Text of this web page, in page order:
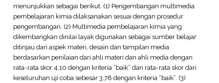
menunjukkan sebagai berikut. (1) Pengembangan multimedia
pembelajaran kimia dilaksanakan sesuai dengan prosedur
pengembangan. (2) Multimedia pembelajaran kimia yang
dikembangkan dinilai layak digunakan sebagai sumber belajar
ditinjau dari aspek materi, desain dan tampilan media
berdasarkan penilaian dari ahli materi dan ahli media dengan
rata-rata skor 4,10 dengan kriteria “baik” dan rata-rata skor dari
keseluruhan uji coba sebesar 3,78 dengan kriteria “baik”. (3)